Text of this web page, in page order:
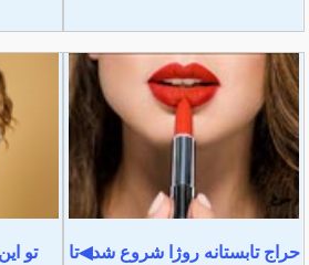
حراج تابستانه روژا شروع شد◀تا
تو